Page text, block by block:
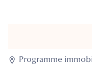
 Programme